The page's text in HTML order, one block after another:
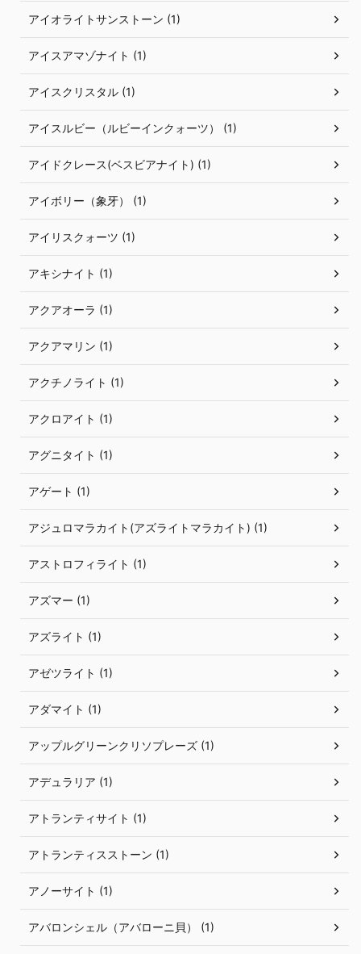
アイオライトサンストーン (1)
アイスアマゾナイト (1)
アイスクリスタル (1)
アイスルビー（ルビーインクォーツ） (1)
アイドクレース(ベスビアナイト) (1)
アイボリー（象牙） (1)
アイリスクォーツ (1)
アキシナイト (1)
アクアオーラ (1)
アクアマリン (1)
アクチノライト (1)
アクロアイト (1)
アグニタイト (1)
アゲート (1)
アジュロマラカイト(アズライトマラカイト) (1)
アストロフィライト (1)
アズマー (1)
アズライト (1)
アゼツライト (1)
アダマイト (1)
アップルグリーンクリソプレーズ (1)
アデュラリア (1)
アトランティサイト (1)
アトランティスストーン (1)
アノーサイト (1)
アバロンシェル（アバローニ貝） (1)